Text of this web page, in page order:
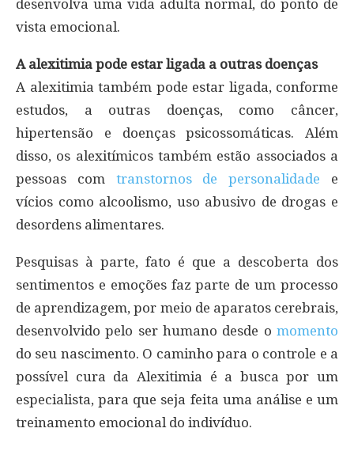
desenvolva uma vida adulta normal, do ponto de
vista emocional.
A alexitimia pode estar ligada a outras doenças
A alexitimia também pode estar ligada, conforme
estudos, a outras doenças, como câncer,
hipertensão e doenças psicossomáticas. Além
disso, os alexitímicos também estão associados a
pessoas com transtornos de personalidade e
vícios como alcoolismo, uso abusivo de drogas e
desordens alimentares.
Pesquisas à parte, fato é que a descoberta dos
sentimentos e emoções faz parte de um processo
de aprendizagem, por meio de aparatos cerebrais,
desenvolvido pelo ser humano desde o momento
do seu nascimento. O caminho para o controle e a
possível cura da Alexitimia é a busca por um
especialista, para que seja feita uma análise e um
treinamento emocional do indivíduo.